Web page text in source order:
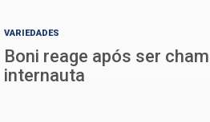
VARIEDADES
Boni reage após ser
internauta